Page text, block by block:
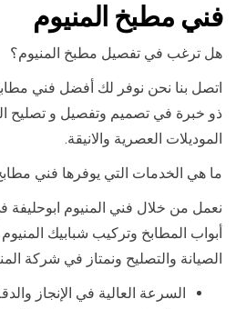
فني مطبخ المنيوم
هل ترغب في تفصيل مطبخ المنيوم؟
اتصل بنا نحن نوفر لك أفضل فني
ذو خبرة في تصميم وتفصيل و تصليح
الموديلات العصرية والانيقة.
ما هي الخدمات التي يوفرها فني
نعمل من خلال فني المنيوم
أبواب المطابخ وتركيب شبابيك
الصيانة والتصليح ونمتاز في شركة
السرعة العالية في الإنجاز